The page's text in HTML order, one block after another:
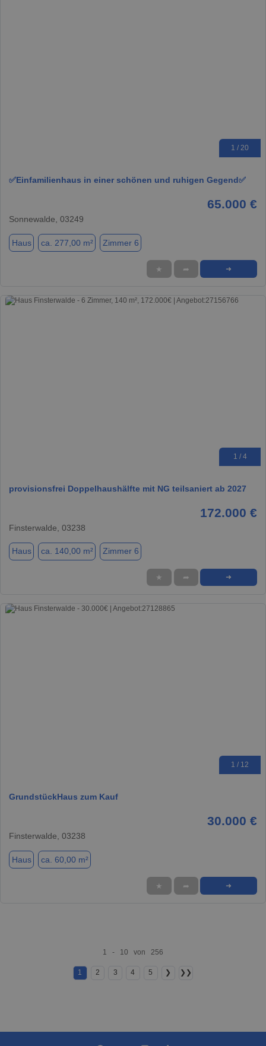
1 / 20
✅Einfamilienhaus in einer schönen und ruhigen Gegend✅
65.000 €
Sonnewalde, 03249
Haus ca. 277,00 m² Zimmer 6
★ ➦ ➜
1 / 4
provisionsfrei Doppelhaushälfte mit NG teilsaniert ab 2027
172.000 €
Finsterwalde, 03238
Haus ca. 140,00 m² Zimmer 6
★ ➦ ➜
1 / 12
GrundstückHaus zum Kauf
30.000 €
Finsterwalde, 03238
Haus ca. 60,00 m²
★ ➦ ➜
1 - 10 von 256
1 2 3 4 5 ❯ ❯❯